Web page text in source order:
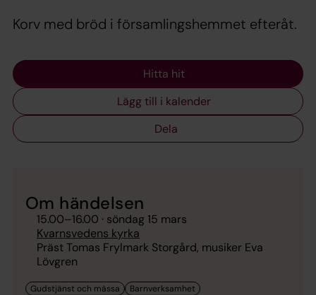
Korv med bröd i församlingshemmet efteråt.
Hitta hit
Lägg till i kalender
Dela
Om händelsen
15.00–16.00 · söndag 15 mars
Kvarnsvedens kyrka
Präst Tomas Frylmark Storgård, musiker Eva
Lövgren